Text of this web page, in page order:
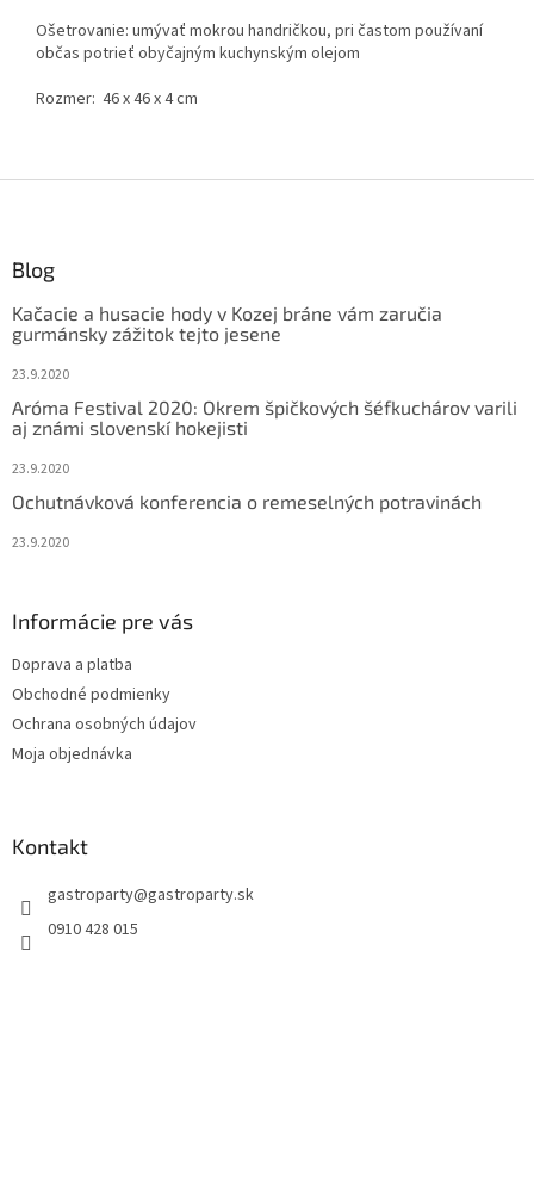
Ošetrovanie: umývať mokrou handričkou, pri častom používaní
občas potrieť obyčajným kuchynským olejom
Rozmer: 46 x 46 x 4 cm
Blog
Kačacie a husacie hody v Kozej bráne vám zaručia
gurmánsky zážitok tejto jesene
23.9.2020
Aróma Festival 2020: Okrem špičkových šéfkuchárov varili
aj známi slovenskí hokejisti
23.9.2020
Ochutnávková konferencia o remeselných potravinách
23.9.2020
Informácie pre vás
Doprava a platba
Obchodné podmienky
Ochrana osobných údajov
Moja objednávka
Kontakt
gastroparty@gastroparty.sk
0910 428 015